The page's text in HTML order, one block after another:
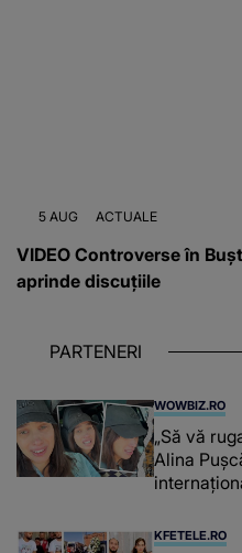
5 AUG ACTUALE
VIDEO Controverse în
aprinde discuțiile
PARTENERI
WOWBIZ.RO
„Să vă
Alina
KFETELE.RO